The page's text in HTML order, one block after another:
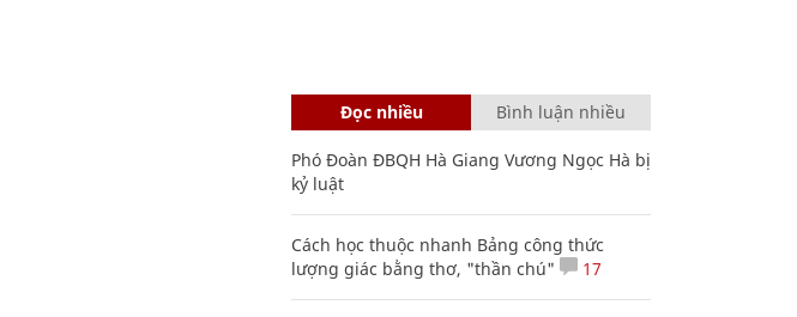
Đọc nhiều Bình luận nhiều
Phó Đoàn ĐBQH Hà Giang Vương Ngọc Hà bị
kỷ luật
Cách học thuộc nhanh Bảng công thức
lượng giác bằng thơ, "thần chú"
17